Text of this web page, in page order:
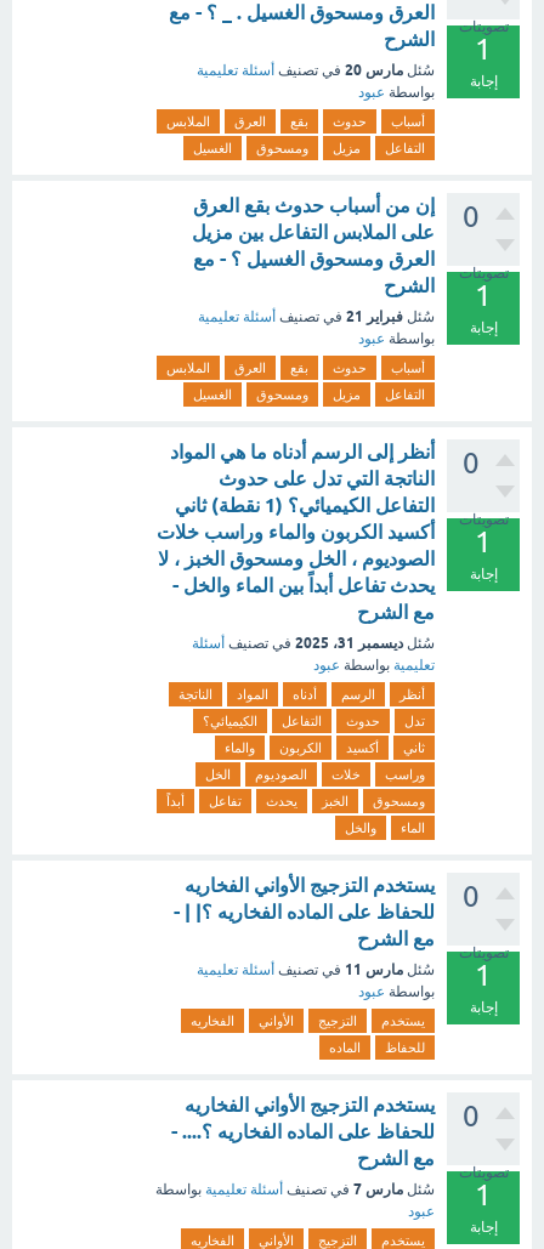
تصويتات
1
إجابة
العرق ومسحوق الغسيل . _ ؟ - مع
الشرح
سُئل مارس 20 في تصنيف أسئلة تعليمية
بواسطة عبود
أسباب حدوث بقع العرق
الملابس
التفاعل
مزيل ومسحوق الغسيل
0
تصويتات
1
إجابة
إن من أسباب حدوث بقع العرق
على الملابس التفاعل بين مزيل
العرق ومسحوق الغسيل ؟ - مع
الشرح
سُئل فبراير 21 في تصنيف أسئلة تعليمية
بواسطة عبود
أسباب حدوث بقع العرق
الملابس
التفاعل
مزيل ومسحوق الغسيل
0
تصويتات
1
إجابة
أنظر إلى الرسم أدناه ما هي المواد
الناتجة التي تدل على حدوث
التفاعل الكيميائي؟ (1 نقطة) ثاني
أكسيد الكربون والماء وراسب خلات
الصوديوم ، الخل ومسحوق الخبز ، لا
يحدث تفاعل أبداً بين الماء والخل -
مع الشرح
سُئل ديسمبر 31، 2025 في تصنيف أسئلة
تعليمية بواسطة عبود
أنظر الرسم أدناه المواد
الناتجة
تدل
حدوث التفاعل
الكيميائي؟
ثاني
أكسيد الكربون
والماء
وراسب
خلات الصوديوم
الخل
ومسحوق
الخبز يحدث تفاعل
أبداً
الماء
والخل
0
تصويتات
1
إجابة
يستخدم التزجيج الأواني الفخاريه
للحفاظ على الماده الفخاريه ؟| | -
مع الشرح
سُئل مارس 11 في تصنيف أسئلة تعليمية
بواسطة عبود
يستخدم التزجيج الأواني
الفخاريه
للحفاظ
الماده
0
تصويتات
1
إجابة
يستخدم التزجيج الأواني الفخاريه
للحفاظ على الماده الفخاريه ؟.... -
مع الشرح
سُئل مارس 7 في تصنيف أسئلة تعليمية بواسطة
عبود
يستخدم التزجيج الأواني الفخاريه